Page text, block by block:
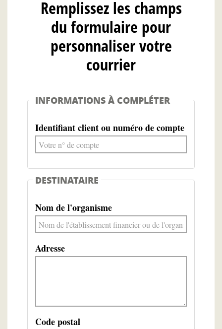
Remplissez les champs
du formulaire pour
personnaliser votre
courrier
INFORMATIONS À COMPLÉTER
Identifiant client ou numéro de compte
DESTINATAIRE
Nom de l'organisme
Adresse
Code postal